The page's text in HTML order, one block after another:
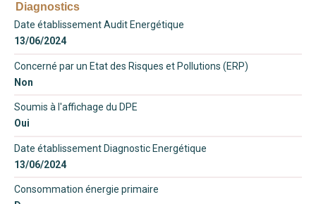
Diagnostics
Date établissement Audit Energétique
13/06/2024
Concerné par un Etat des Risques et Pollutions (ERP)
Non
Soumis à l'affichage du DPE
Oui
Date établissement Diagnostic Energétique
13/06/2024
Consommation énergie primaire